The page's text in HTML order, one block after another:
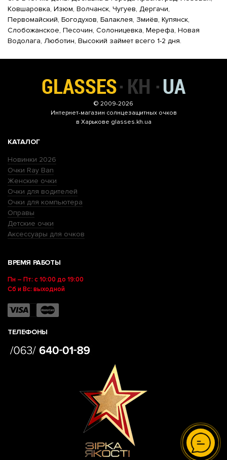
Ковшаровка, Изюм, Волчанск, Чугуев, Дергачи,
Первомайский, Богодухов, Балаклея, Змиёв, Купянск,
Слобожанское, Песочин, Солоницевка, Мерефа, Новая
Водолага, Люботин, Высокий займет всего 1-2 дня.
© 2009-2026
Интернет-магазин солнцезащитных очков
в Харькове glasses.kh.ua
КАТАЛОГ
Новинки 2026
Очки Ray Ban
Женские очки
Очки для водителей
Очки для компьютера
Оправы
Детские очки
Аксессуары для очков
ВРЕМЯ РАБОТЫ
Пн – Пт: с 10:00 до 19:00
Сб и Вс: выходной
ТЕЛЕФОНЫ